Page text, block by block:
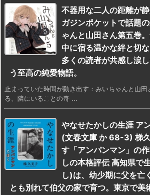
不器用な二人の距離が
ガジンポケットで話題
ゃんと山田さん第五巻
中に宿る温かな絆と切な
多くの読者が共感し涙
う至高の純愛物語。
止まっていた時間が動き出す：みいちゃんと山
る、隣にいることの奇 ...
やなせたかしの生涯 ア
(文春文庫 か 68-3) 梯
す「アンパンマン」の
しの本格評伝 高知県で
し)は、幼少期に父を亡
とも別れて伯父の家で育つ。東京で美